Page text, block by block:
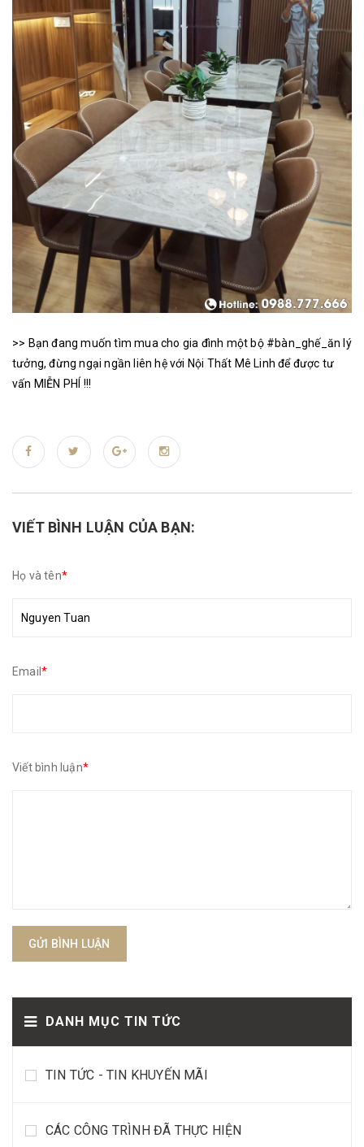
DANH MỤC TIN TỨC
TIN TỨC - TIN KHUYẾN MÃI
CÁC CÔNG TRÌNH ĐÃ THỰC HIỆN
>> Bạn đang muốn tìm mua cho gia đình một bộ #bàn_ghế_ăn lý
tưởng, đừng ngại ngần liên hệ với Nội Thất Mê Linh để được tư
vấn MIỄN PHÍ !!!
VIẾT BÌNH LUẬN CỦA BẠN:
Họ và tên*
Email *
Viết bình luận*
GỬI BÌNH LUẬN